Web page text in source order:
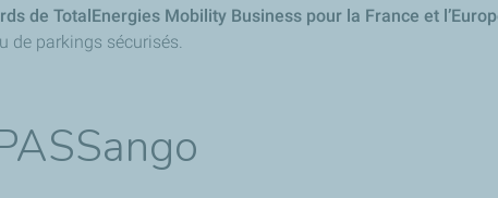
de TotalEnergies Mobility Business pour la France et
de parkings sécurisés.